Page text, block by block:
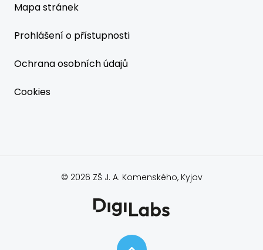
Mapa stránek
Prohlášení o přístupnosti
Ochrana osobních údajů
Cookies
© 2026 ZŠ J. A. Komenského, Kyjov